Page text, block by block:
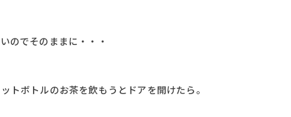
のでそのままに・・・
トボトルのお茶を飲もうとドアを開けたら。